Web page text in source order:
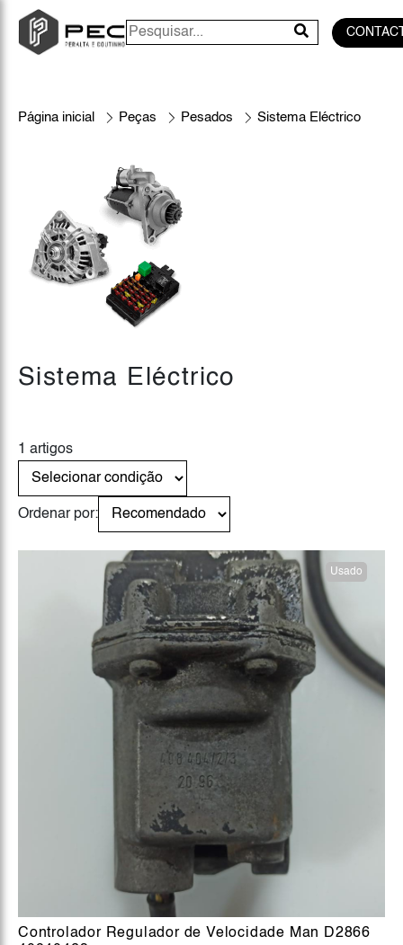
Página inicial Peças Pesados Sistema Eléctrico
Sistema Eléctrico
1 artigos
Ordenar por:
Usado
Controlador Regulador de Velocidade Man D2866